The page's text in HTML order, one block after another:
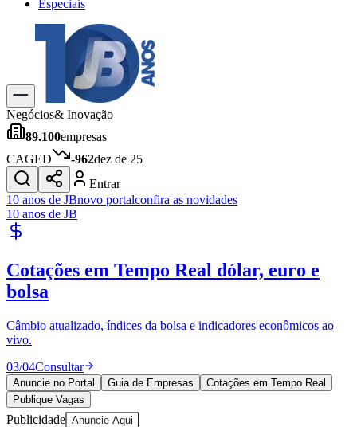
Especiais
Explore Tudo
Últimas Notícias
Previsão do Tempo
Trânsito e Rotas
Dia a Dia & Lazer
Gastronomia
Cinema & Shows
JogosNovo
Para Sua Empresa
Publicidade Legal
Política
Esportes
Cultura
Meio Ambiente
Obras
Educação
Negócios& Inovação
89.100empresas
CAGED
-962dez de 25
Entrar
10 anos de JBnovo portalconfira as novidades
10 anos de JB
Cotações em Tempo Real dólar, euro e
bolsa
Câmbio atualizado, índices da bolsa e indicadores econômicos ao
vivo.
03/04Consultar
Anuncie no Portal Guia de Empresas
Cotações em Tempo Real
Publique Vagas
Publicidade Anuncie Aqui